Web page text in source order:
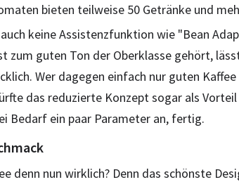
bieten teilweise 50 Getränke und
keine Assistenzfunktion wie "Bean
zum guten Ton der Oberklasse gehört,
Wer dagegen einfach nur guten
das reduzierte Konzept sogar als
Bedarf ein paar Parameter an, fertig.
nun wirklich? Denn das schönste